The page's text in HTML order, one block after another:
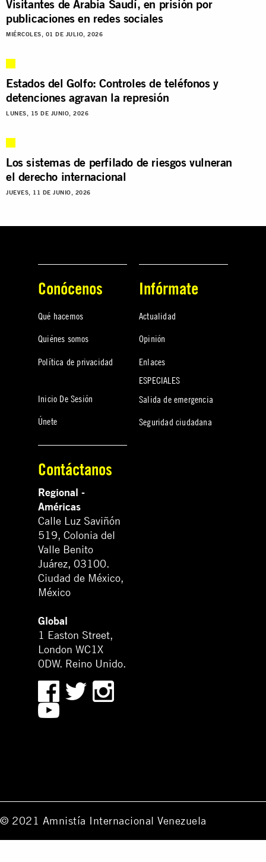
Visitantes de Arabia Saudí, en prisión por
publicaciones en redes sociales
MIÉRCOLES, 01 DE JULIO, 2026
Estados del Golfo: Controles de teléfonos y
detenciones agravan la represión
LUNES, 15 DE JUNIO, 2026
Los sistemas de perfilado de riesgos vulneran
el derecho internacional
JUEVES, 11 DE JUNIO, 2026
Conócenos
Qué hacemos
Quiénes somos
Política de privacidad
Inicio De Sesión
Únete
Infórmate
Actualidad
Opinión
Enlaces
ESPECIALES
Salida de emergencia
Seguridad ciudadana
Contáctanos
Regional -
Américas
Calle Luz Saviñón
519, Colonia del
Valle Benito
Juárez, 03100.
Ciudad de México,
México
Global
1 Easton Street,
London WC1X
0DW. Reino Unido.
© 2021 Amnistía Internacional Venezuela